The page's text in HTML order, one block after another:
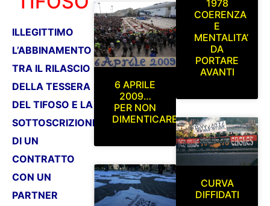
ILLEGITTIMO
L’ABBINAMENTO
TRA IL RILASCIO
DELLA TESSERA
DEL TIFOSO E LA
SOTTOSCRIZIONE
DI UN
CONTRATTO
CON UN
PARTNER
6 APRILE
2009…
PER NON
DIMENTICARE
1978
COERENZA
E
MENTALITA’
DA
PORTARE
AVANTI
CURVA
DIFFIDATI